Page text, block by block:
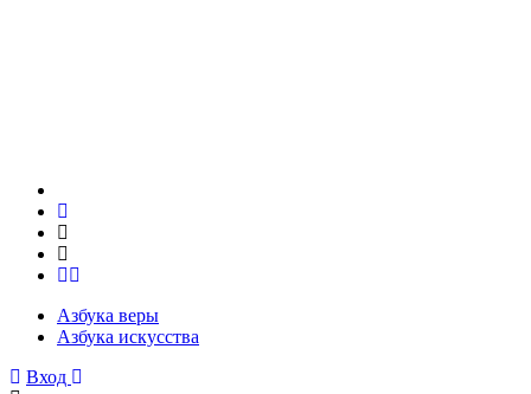
Азбука веры
Азбука искусства
Вход